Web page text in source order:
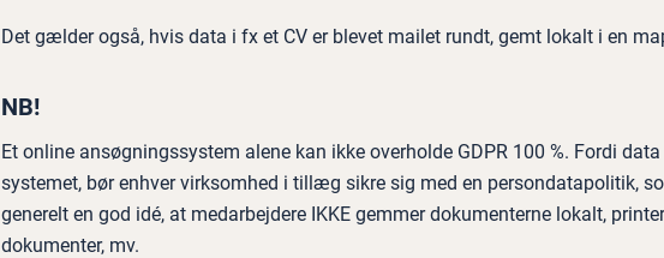
Det gælder også, hvis data i fx et CV er blevet mailet rundt, gemt lokalt i en
NB!
Et online ansøgningssystem alene kan ikke overholde GDPR 100 %. Fordi
systemet, bør enhver virksomhed i tillæg sikre sig med en persondatapolitik,
generelt en god idé, at medarbejdere IKKE gemmer dokumenterne lokalt,
dokumenter, mv.